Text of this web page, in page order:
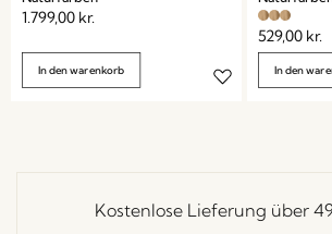
1.799,00 kr.
In den warenkorb
529,00 kr.
In den
Kostenlose Lieferung über